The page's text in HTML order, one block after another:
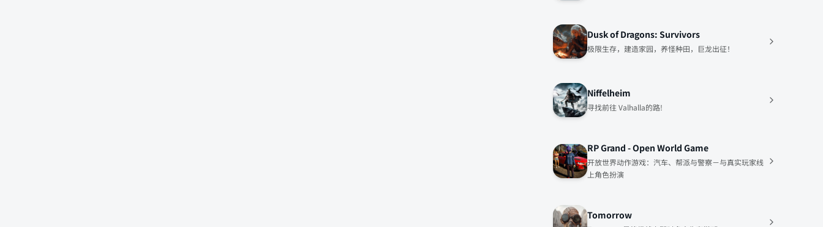
Dusk of Dragons: Survivors
极限生存，建造家园，养怪种田，巨龙出征！
Niffelheim
寻找前往 Valhalla的路!
RP Grand - Open World Game
开放世界动作游戏：汽车、帮派与警察－与真实玩家线
上角色扮演
Tomorrow